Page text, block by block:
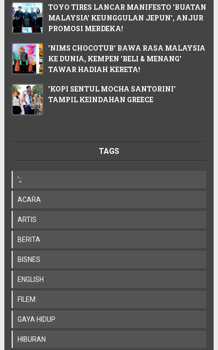
TOYO TIRES LANCAR MANIFESTO 'BUATAN
MALAYSIA' KEUNGGULAN JEPUN', ANJUR
PROMOSI MERDEKA!
'NIMS CHOCOTUB' BAWA RASA MALAYSIA
KE DUNIA, KEMPEN 'BELI & MENANG'
TAWAR HADIAH KERETA!
'KOPI SENTUL MOCHA SANTORINI'
TAMPIL KEINDAHAN GREECE
TAGS
';;
ACARA
ARTIS
BERITA
BISNES
ENGLISH
FILEM
GAYA HIDUP
HIBURAN